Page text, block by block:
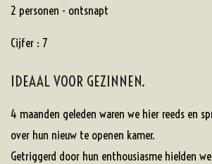
2 personen - ontsnapt
Cijfer : 7
IDEAAL VOOR GEZINNEN.
4 maanden geleden waren we hier reeds en
over hun nieuw te openen kamer.
Getriggerd door hun enthousiasme hielden